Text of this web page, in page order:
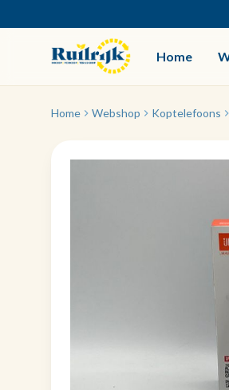
Home
Home Webshop Koptelefoons